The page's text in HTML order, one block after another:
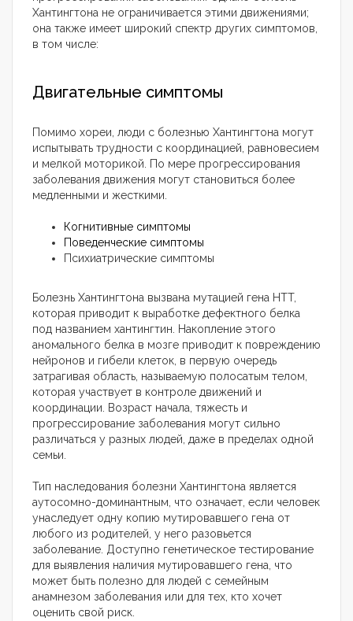
Хантингтона не ограничивается этими движениями;
она также имеет широкий спектр других симптомов,
в том числе:
Двигательные симптомы
Помимо хореи, люди с болезнью Хантингтона могут
испытывать трудности с координацией, равновесием
и мелкой моторикой. По мере прогрессирования
заболевания движения могут становиться более
медленными и жесткими.
Когнитивные симптомы
Поведенческие симптомы
Психиатрические симптомы
Болезнь Хантингтона вызвана мутацией гена HTT,
которая приводит к выработке дефектного белка
под названием хантингтин. Накопление этого
аномального белка в мозге приводит к повреждению
нейронов и гибели клеток, в первую очередь
затрагивая область, называемую полосатым телом,
которая участвует в контроле движений и
координации. Возраст начала, тяжесть и
прогрессирование заболевания могут сильно
различаться у разных людей, даже в пределах одной
семьи.
Тип наследования болезни Хантингтона является
аутосомно-доминантным, что означает, если человек
унаследует одну копию мутировавшего гена от
любого из родителей, у него разовьется
заболевание. Доступно генетическое тестирование
для выявления наличия мутировавшего гена, что
может быть полезно для людей с семейным
анамнезом заболевания или для тех, кто хочет
оценить свой риск.